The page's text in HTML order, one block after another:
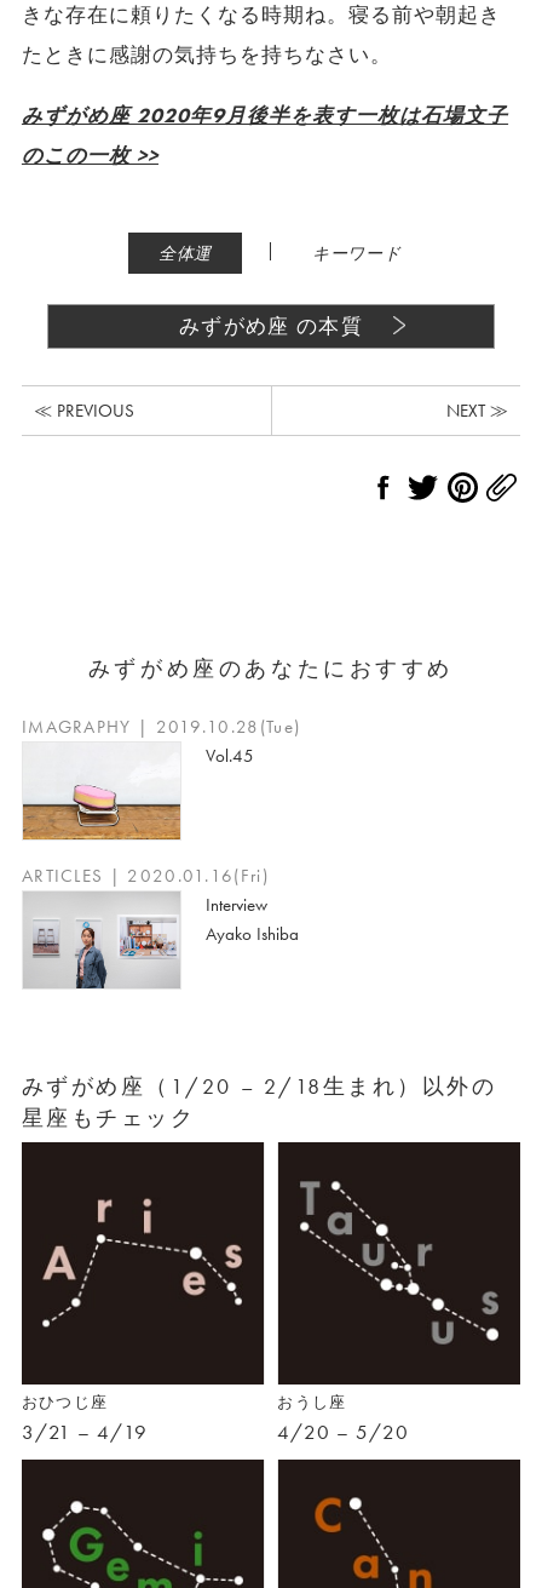
きな存在に頼りたくなる時期ね。寝る前や朝起き
たときに感謝の気持ちを持ちなさい。
みずがめ座 2020年9月後半を表す一枚は石場文子
のこの一枚 >>
全体運 | キーワード
みずがめ座 の本質
≪ PREVIOUS NEXT ≫
みずがめ座のあなたにおすすめ
IMAGRAPHY | 2019.10.28(Tue)
Vol.45
ARTICLES | 2020.01.16(Fri)
Interview
Ayako Ishiba
みずがめ座（1/20 – 2/18生まれ）以外の
星座もチェック
おひつじ座
3/21 – 4/19
おうし座
4/20 – 5/20